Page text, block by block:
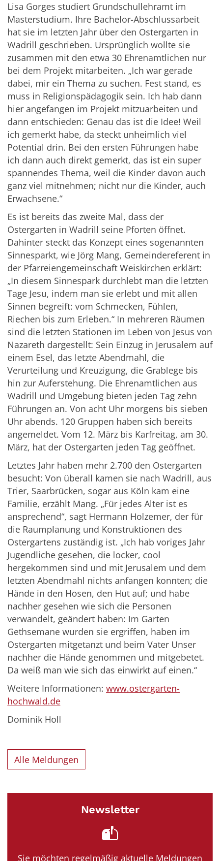
Lisa Gorges studiert Grundschullehramt im
Masterstudium. Ihre Bachelor-Abschlussarbeit
hat sie im letzten Jahr über den Ostergarten in
Wadrill geschrieben. Ursprünglich wollte sie
zusammen mit den etwa 30 Ehrenamtlichen nur
bei dem Projekt mitarbeiten. „Ich war gerade
dabei, mir ein Thema zu suchen. Fest stand, es
muss in Religionspädagogik sein. Ich hab dann
hier angefangen im Projekt mitzuarbeiten und
dann entschieden: Genau das ist die Idee! Weil
ich gemerkt habe, da steckt unheimlich viel
Potential drin. Bei den ersten Führungen habe
ich dann auch direkt gemerkt, das ist ein super
spannendes Thema, weil die Kinder davon auch
ganz viel mitnehmen; nicht nur die Kinder, auch
Erwachsene.“
Es ist bereits das zweite Mal, dass der
Ostergarten in Wadrill seine Pforten öffnet.
Dahinter steckt das Konzept eines sogenannten
Sinnesparkt, wie Jörg Mang, Gemeindereferent in
der Pfarreiengemeinschaft Weiskirchen erklärt:
„In diesem Sinnespark durchlebt man die letzten
Tage Jesu, indem man sie erlebt und mit allen
Sinnen begreift: vom Schmecken, Fühlen,
Riechen bis zum Erleben.“ In mehreren Räumen
sind die letzten Stationen im Leben von Jesus von
Nazareth dargestellt: Sein Einzug in Jerusalem auf
einem Esel, das letzte Abendmahl, die
Verurteilung und Kreuzigung, die Grablege bis
hin zur Auferstehung. Die Ehrenamtlichen aus
Wadrill und Umgebung bieten jeden Tag zehn
Führungen an. Von acht Uhr morgens bis sieben
Uhr abends. 120 Gruppen haben sich bereits
angemeldet. Vom 12. März bis Karfreitag, am 30.
März, hat der Ostergarten jeden Tag geöffnet.
Letztes Jahr haben mehr 2.700 den Ostergarten
besucht: Von überall kamen sie nach Wadrill, aus
Trier, Saarbrücken, sogar aus Köln kam eine
Familie, erzählt Mang. „Für jedes Alter ist es
ansprechend“, sagt Hermann Holzemer, der für
die Raumplanung und Konstruktionen des
Ostergartens zuständig ist. „Ich hab voriges Jahr
Jugendliche gesehen, die locker, cool
hergekommen sind und mit Jerusalem und dem
letzten Abendmahl nichts anfangen konnten; die
Hände in den Hosen, den Hut auf; und habe
nachher gesehen wie sich die Personen
verwandelt, geändert haben: Im Garten
Gethsemane wurden sie ergriffen, haben im
Ostergarten mitgetanzt und beim Vater Unser
nachher die Hände genommen und mitgebetet.
Da weiß man wie sich das einwirkt auf einen.“
Weitere Informationen: www.ostergarten-
hochwald.de
Dominik Holl
Alle Meldungen
Newsletter
Sie möchten regelmäßig aktuelle Meldungen